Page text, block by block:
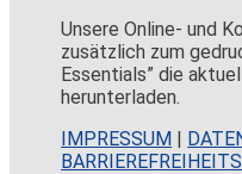
Unsere Online- und
zusätzlich zum
Essentials” die
herunterladen.
IMPRESSUM |